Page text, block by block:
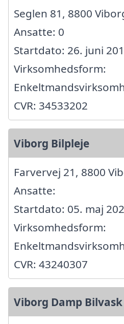
Seglen 81, 8800
Ansatte: 0
Startdato: 26. juni
Virksomhedsform:
CVR: 34533202
Viborg Bilpleje
Farvervej 21, 8800
Ansatte:
Startdato: 05. maj
Virksomhedsform:
CVR: 43240307
Viborg Damp Bilvask